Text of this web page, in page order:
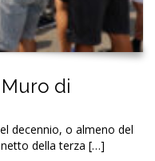
di
decennio, o almeno del
della terza […]